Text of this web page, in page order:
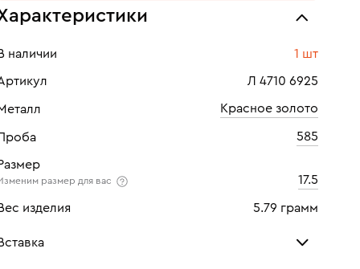
наличии 1 шт
Л 4710 6925
Красное золото
585
размер для вас 17.5
изделия 5.79 грамм